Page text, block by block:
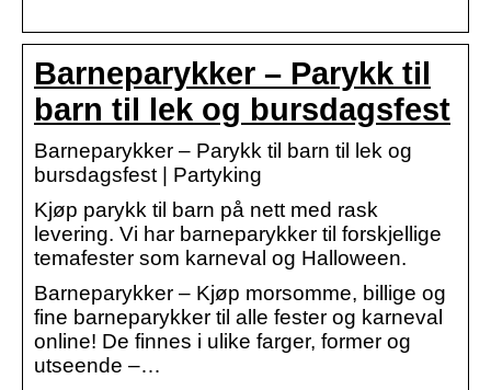
Barneparykker – Parykk til
barn til lek og bursdagsfest
Barneparykker – Parykk til barn til lek og
bursdagsfest | Partyking
Kjøp parykk til barn på nett med rask
levering. Vi har barneparykker til forskjellige
temafester som karneval og Halloween.
Barneparykker – Kjøp morsomme, billige og
fine barneparykker til alle fester og karneval
online! De finnes i ulike farger, former og
utseende –…